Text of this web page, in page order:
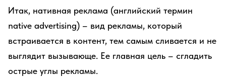
Итак, нативная реклама (английский термин
native advertising) – вид рекламы, который
встраивается в контент, тем самым сливается и не
выглядит вызывающе. Ее главная цель – сгладить
острые углы рекламы.